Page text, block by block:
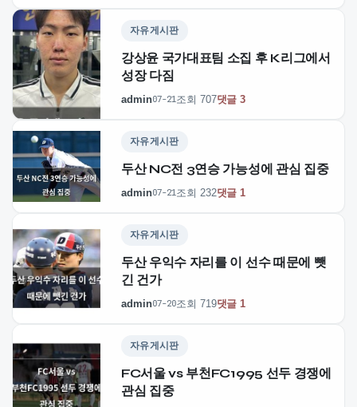
자유게시판
강상윤 국가대표팀 소집 후 K리그에서
성장 다짐
admin07-21조회 707댓글 3
자유게시판
두산 NC전 3연승 가능성에 관심 집중
admin07-21조회 232댓글 1
자유게시판
두산 우익수 자리를 이 선수 때문에 뺏
긴 건가
admin07-20조회 719댓글 1
자유게시판
FC서울 vs 부천FC1995 선두 경쟁에
관심 집중